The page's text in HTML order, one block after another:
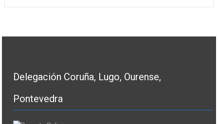
Delegación Coruña, Lugo, Ourense,
Pontevedra